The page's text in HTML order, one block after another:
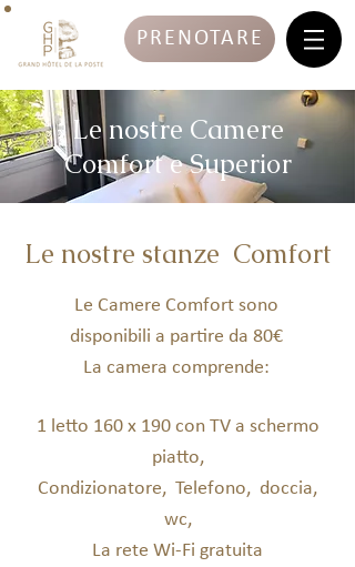
PRENOTARE
Le nostre Camere
Comfort e Superior
Le nostre stanze Comfort
Le Camere Comfort sono
disponibili a partire da 80€
La camera comprende:
1 letto 160 x 190 con TV a schermo
piatto,
Condizionatore, Telefono, doccia,
wc,
La rete Wi-Fi gratuita